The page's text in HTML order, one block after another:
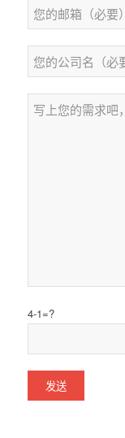
4-1=?